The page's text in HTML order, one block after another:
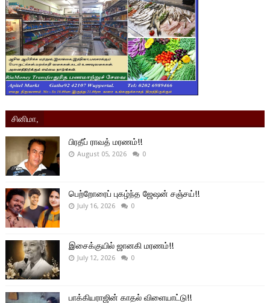
சினிமா,
பிரதீப் ராவத் மரணம்!!
August 05, 2026 0
பெற்றோரைப் புகழ்ந்த ஜேஷன் சஞ்சய்!!
July 16, 2026 0
இசைக்குயில் ஜானகி மரணம்!!
July 12, 2026 0
பாக்கியராஜின் காதல் விளையாட்டு!!